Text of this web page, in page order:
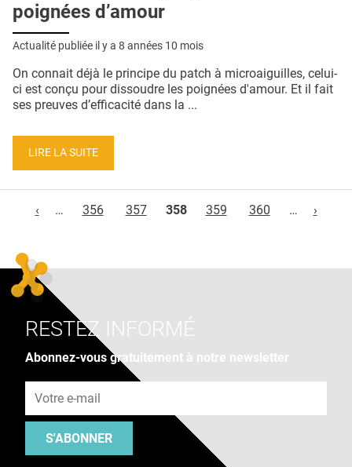
poignées d’amour
Actualité publiée il y a 8 années 10 mois
On connait déjà le principe du patch à microaiguilles, celui-
ci est conçu pour dissoudre les poignées d'amour. Et il fait
ses preuves d’efficacité dans la ...
LIRE LA SUITE
‹
… 356 357 358 359 360 … ›
RESTEZ INFORMÉ
Abonnez-vous gratuitement à notre newsletter
S'ABONNER